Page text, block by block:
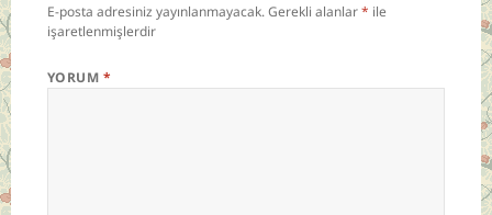
E-posta adresiniz yayınlanmayacak.Gerekli alanlar* ile
işaretlenmişlerdir
YORUM *